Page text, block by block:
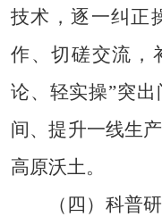
技术，逐一纠正
作、切磋交流，
论、轻实操”突
间、提升一线生
高原沃土。
（四） 科普